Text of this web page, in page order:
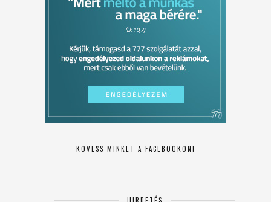
KÖVESS MINKET A FACEBOOKON!